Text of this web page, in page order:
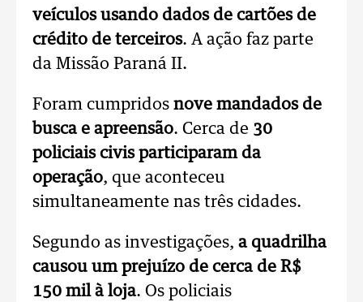
veículos usando dados de cartões de
crédito de terceiros. A ação faz parte
da Missão Paraná II.
Foram cumpridos nove mandados de
busca e apreensão. Cerca de 30
policiais civis participaram da
operação, que aconteceu
simultaneamente nas três cidades.
Segundo as investigações, a quadrilha
causou um prejuízo de cerca de R$
150 mil à loja. Os policiais